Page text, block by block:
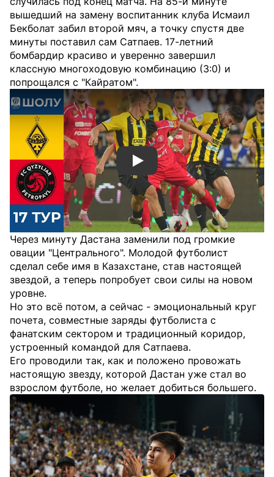
вышедший на замену воспитанник клуба Исмаил
Бекболат забил второй мяч, а точку спустя две
минуты поставил сам Сатпаев. 17-летний
бомбардир красиво и уверенно завершил
классную многоходовую комбинацию (3:0) и
попрощался с "Кайратом".
Смотреть видео YouTube
Через минуту Дастана заменили под громкие
овации "Центрального". Молодой футболист
сделал себе имя в Казахстане, став настоящей
звездой, а теперь попробует свои силы на новом
уровне.
Но это всё потом, а сейчас - эмоциональный круг
почета, совместные заряды футболиста с
фанатским сектором и традиционный коридор,
устроенный командой для Сатпаева.
Его проводили так, как и положено провожать
настоящую звезду, которой Дастан уже стал во
взрослом футболе, но желает добиться большего.